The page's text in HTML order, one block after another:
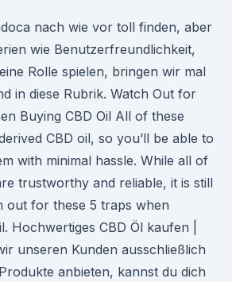
nach wie vor toll finden, aber
wie Benutzerfreundlichkeit,
Rolle spielen, bringen wir mal
in diese Rubrik. Watch Out for
Buying CBD Oil All of these
CBD oil, so you’ll be able to
with minimal hassle. While all of
trustworthy and reliable, it is still
out for these 5 traps when
Hochwertiges CBD Öl kaufen |
unseren Kunden ausschließlich
anbieten, kannst du dich